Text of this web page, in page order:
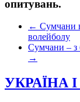
опитувань.
← Сумчани
волейболу
Сумчани – з
→
УКРАЇНА І